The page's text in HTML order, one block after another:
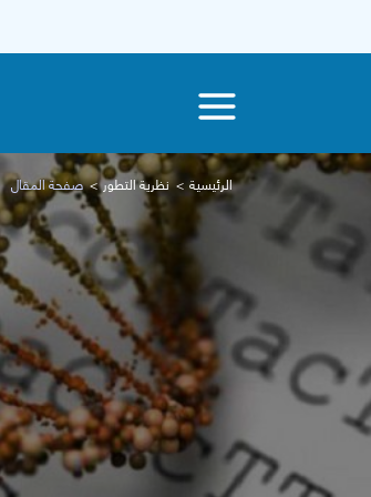
الرئيسية نظرية التطور صفحة المقال